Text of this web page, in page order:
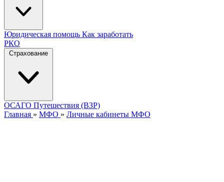
Юридическая помощь Как заработать
РКО
Страхование
ОСАГО Путешествия (ВЗР)
Главная » МФО » Личные кабинеты МФО